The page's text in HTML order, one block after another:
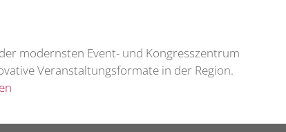
modernsten Event- und Kongresszentrum
Veranstaltungsformate in der Region.